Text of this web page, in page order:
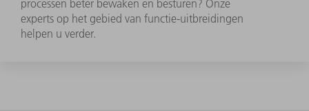
processen beter bewaken en besturen? Onze
experts op het gebied van functie-uitbreidingen
helpen u verder.